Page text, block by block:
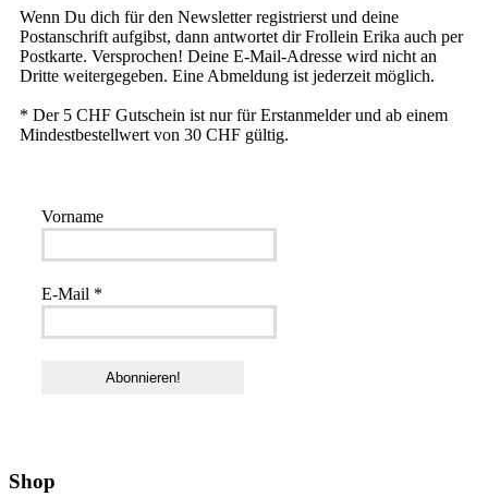
Wenn Du dich für den Newsletter registrierst und deine
Postanschrift aufgibst, dann antwortet dir Frollein Erika auch per
Postkarte. Versprochen! Deine E-Mail-Adresse wird nicht an
Dritte weitergegeben. Eine Abmeldung ist jederzeit möglich.
* Der 5 CHF Gutschein ist nur für Erstanmelder und ab einem
Mindestbestellwert von 30 CHF gültig.
Vorname
E-Mail *
Shop